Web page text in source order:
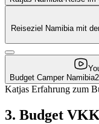
Reiseziel Namibia mit
Budget Camper
Katjas Erfahrung zum
3. Budget